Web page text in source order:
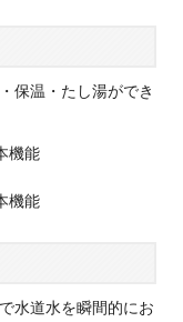
保温・たし湯ができ
水道水を瞬間的にお